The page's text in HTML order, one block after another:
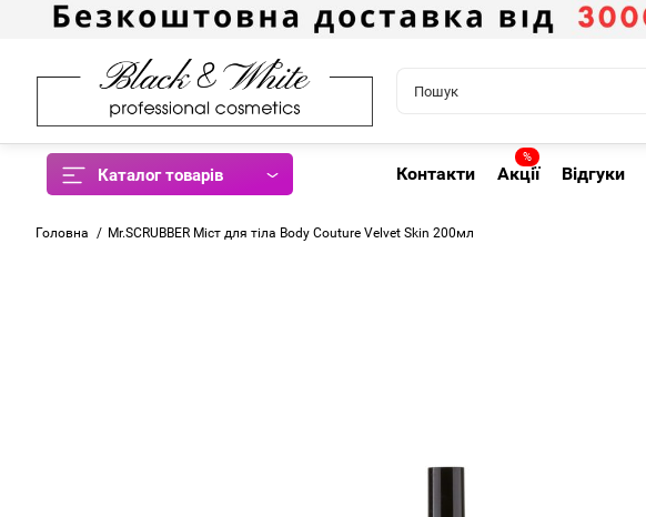
Каталог товарів Контакти
%
Акції Відгуки
Головна Mr.SCRUBBER Міст для тіла Body Couture Velvet Skin 200мл